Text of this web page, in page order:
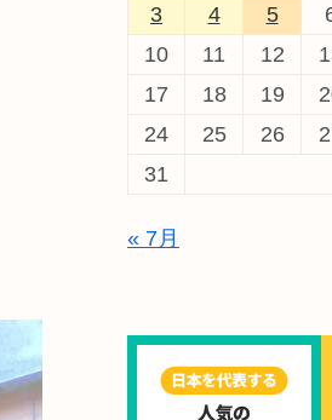
3
4 5
10
11 12
17
18 19
24
25 26
31
« 7月